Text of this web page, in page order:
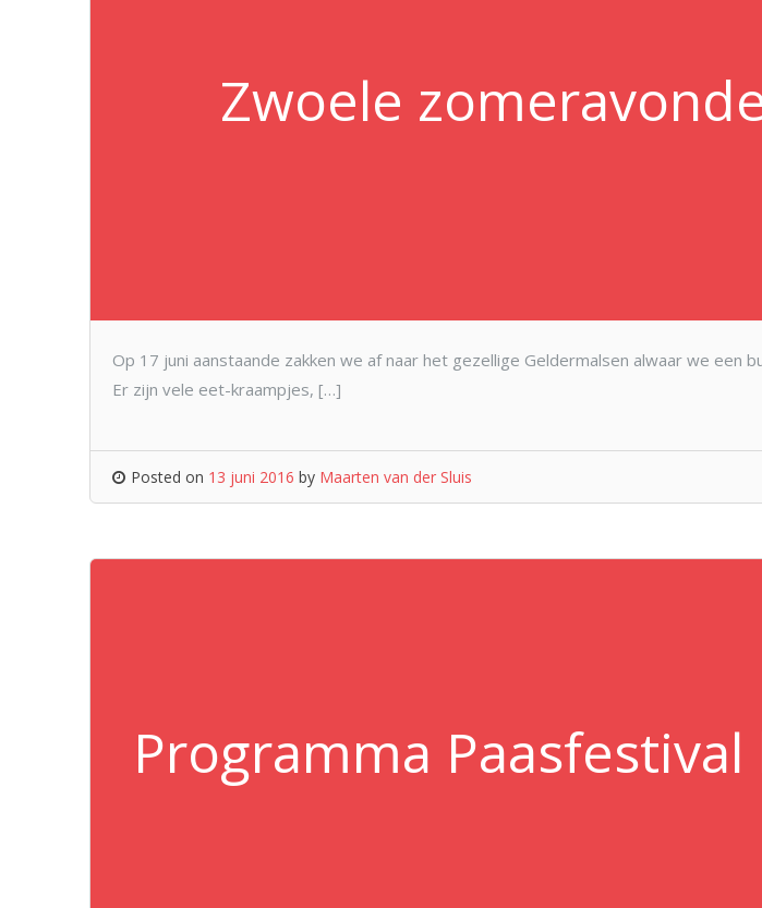
Zwoele
Op 17 juni aanstaande zakken we af naar het gezellige Geldermalsen alwaar we
Er zijn vele eet-kraampjes, […]
Posted on 13 juni 2016 by Maarten van der Sluis
Programma